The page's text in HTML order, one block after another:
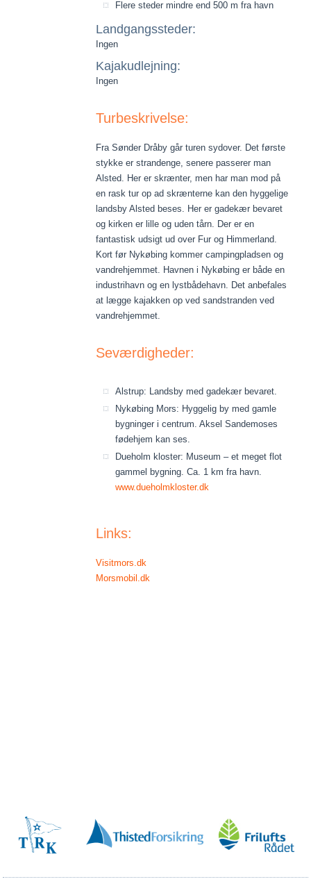
Flere steder mindre end 500 m fra havn
Landgangssteder:
Ingen
Kajakudlejning:
Ingen
Turbeskrivelse:
Fra Sønder Dråby går turen sydover. Det første
stykke er strandenge, senere passerer man
Alsted. Her er skrænter, men har man mod på
en rask tur op ad skrænterne kan den hyggelige
landsby Alsted beses. Her er gadekær bevaret
og kirken er lille og uden tårn. Der er en
fantastisk udsigt ud over Fur og Himmerland.
Kort før Nykøbing kommer campingpladsen og
vandrehjemmet. Havnen i Nykøbing er både en
industrihavn og en lystbådehavn. Det anbefales
at lægge kajakken op ved sandstranden ved
vandrehjemmet.
Seværdigheder:
Alstrup: Landsby med gadekær bevaret.
Nykøbing Mors: Hyggelig by med gamle
bygninger i centrum. Aksel Sandemoses
fødehjem kan ses.
Dueholm kloster: Museum – et meget flot
gammel bygning. Ca. 1 km fra havn.
www.dueholmkloster.dk
Links:
Visitmors.dk
Morsmobil.dk